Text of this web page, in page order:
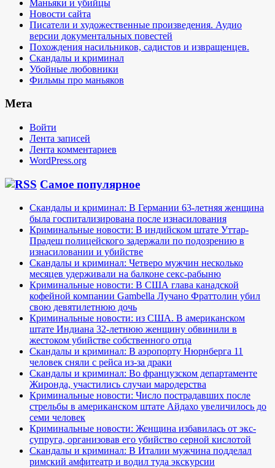
Маньяки и убийцы
Новости сайта
Писатели и художественные произведения. Аудио
версии документальных повестей
Похождения насильников, садистов и извращенцев.
Скандалы и криминал
Убойные любовники
Фильмы про маньяков
Мета
Войти
Лента записей
Лента комментариев
WordPress.org
Самое популярное
Скандалы и криминал: В Германии 63-летняя женщина
была госпитализирована после изнасилования
Криминальные новости: В индийском штате Уттар-
Прадеш полицейского задержали по подозрению в
изнасиловании и убийстве
Скандалы и криминал: Четверо мужчин несколько
месяцев удерживали на балконе секс-рабыню
Криминальные новости: В США глава канадской
кофейной компании Gambella Лучано Фраттолин убил
свою девятилетнюю дочь
Криминальные новости: из США. В американском
штате Индиана 32-летнюю женщину обвинили в
жестоком убийстве собственного отца
Скандалы и криминал: В аэропорту Нюрнберга 11
человек сняли с рейса из-за драки
Скандалы и криминал: Во французском департаменте
Жиронда, участились случаи мародерства
Криминальные новости: Число пострадавших после
стрельбы в американском штате Айдахо увеличилось до
семи человек
Криминальные новости: Женщина избавилась от экс-
супруга, организовав его убийство серной кислотой
Скандалы и криминал: В Италии мужчина подделал
римский амфитеатр и водил туда экскурсии